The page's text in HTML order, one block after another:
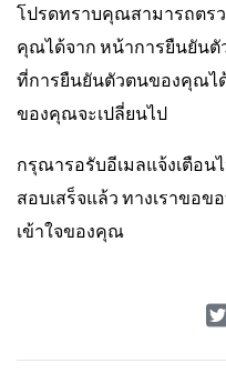
โปรดทราบคุณสามารถตร
คุณได้จาก หน้าการยืนยันตั
ที่การยืนยันตัวตนของคุณไ
ของคุณจะเปลี่ยนไป
กรุณารอรับอีเมลแจ้งเตือน
สอบเสร็จแล้ว ทางเราขอ
เข้าใจของคุณ